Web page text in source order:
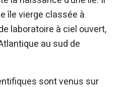
île vierge classée à
laboratoire à ciel ouvert,
au sud de
sont venus sur